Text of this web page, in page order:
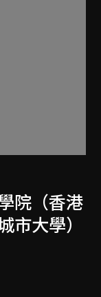
院（香港
市大學）